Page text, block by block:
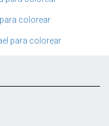
colorear
para colorear